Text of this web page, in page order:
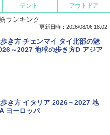
ファン ２０２６年 ９月号 [雑
ＥＹ ＦＡＮ)
特集 星野道夫 夢見る旅
ランキング
更新日時：2026/08/06 18:02
き方 チェンマイ タイ北部の魅
～2027 地球の歩き方D アジア
き方 イタリア 2026～2027 地
ヨーロッパ
テント アウトドア